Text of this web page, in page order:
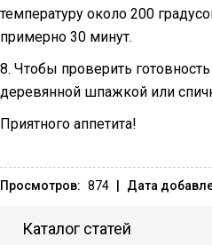
температуру около 200
примерно 30 минут.
8. Чтобы проверить готовность
деревянной шпажкой или
Приятного аппетита!
Просмотров: 874 Дата
Каталог статей